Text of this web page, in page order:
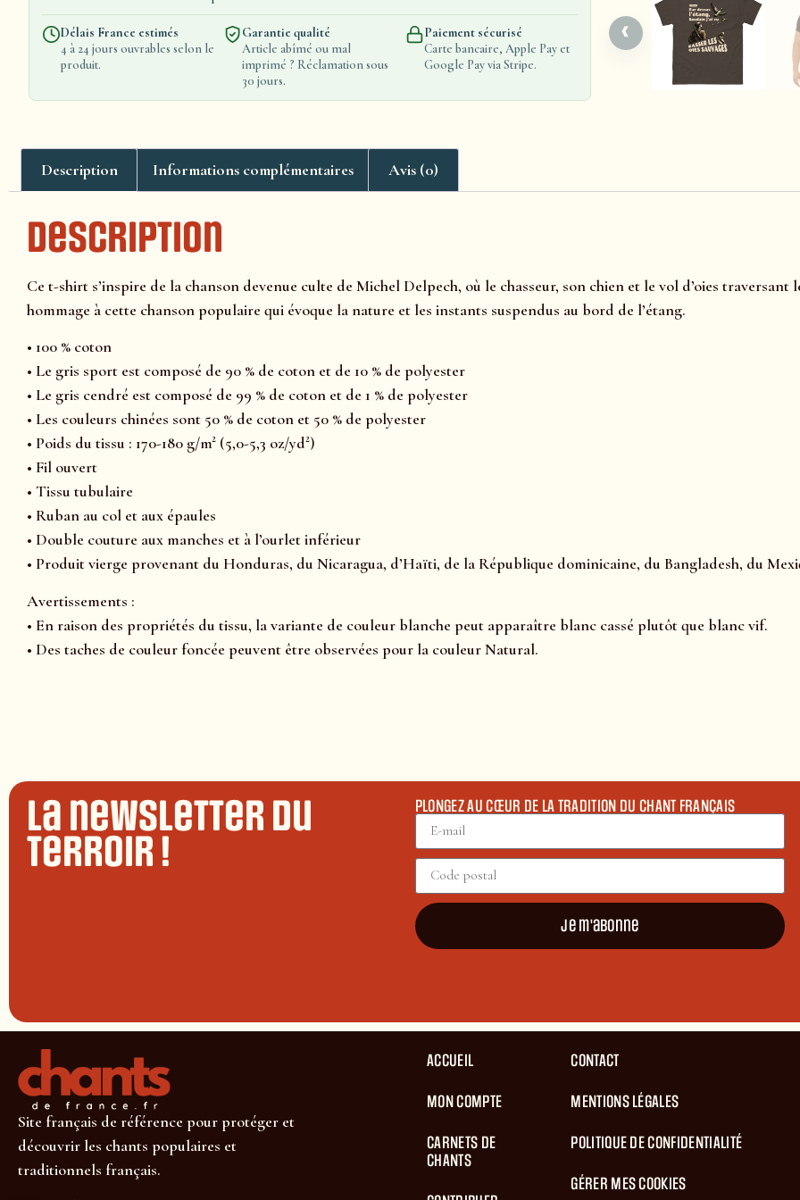
Délais France estimés
4 à 24 jours ouvrables selon le
produit.
Garantie qualité
Article abîmé ou mal
imprimé ? Réclamation sous
30 jours.
Paiement sécurisé
Carte bancaire, Apple Pay et
Google Pay via Stripe.
‹
Description Informations complémentaires Avis (0)
Description
Ce t-shirt s’inspire de la chanson devenue culte de Michel Delpech, où le chasseur, son chien et le vol d’oies
hommage à cette chanson populaire qui évoque la nature et les instants suspendus au bord de l’étang.
• 100 % coton
• Le gris sport est composé de 90 % de coton et de 10 % de polyester
• Le gris cendré est composé de 99 % de coton et de 1 % de polyester
• Les couleurs chinées sont 50 % de coton et 50 % de polyester
• Poids du tissu : 170-180 g/m² (5,0-5,3 oz/yd²)
• Fil ouvert
• Tissu tubulaire
• Ruban au col et aux épaules
• Double couture aux manches et à l’ourlet inférieur
• Produit vierge provenant du Honduras, du Nicaragua, d’Haïti, de la République dominicaine, du Bangladesh, du
Avertissements :
• En raison des propriétés du tissu, la variante de couleur blanche peut apparaître blanc cassé plutôt que blanc vif.
• Des taches de couleur foncée peuvent être observées pour la couleur Natural.
La newsletter du
terroir !
PLONGEZ AU CŒUR DE LA TRADITION DU CHANT FRANÇAIS
Je m'abonne
Site français de référence pour protéger et
découvrir les chants populaires et
traditionnels français.
ACCUEIL
MON COMPTE
CARNETS DE
CHANTS
CONTACT
MENTIONS LÉGALES
POLITIQUE DE CONFIDENTIALITÉ
GÉRER MES COOKIES